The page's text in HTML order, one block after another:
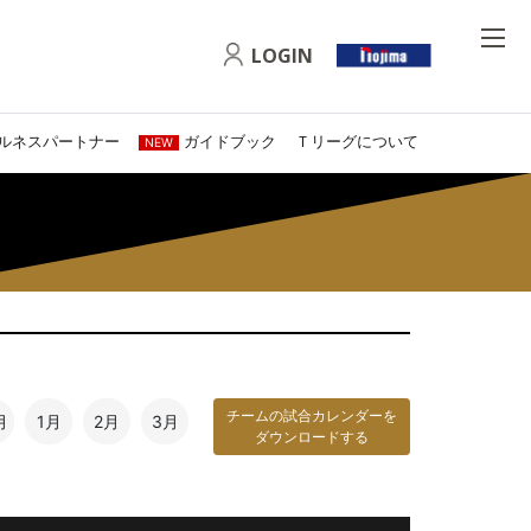
LOGIN
ネスパートナー NEW ガイドブック Ｔリーグについて
1月 2月 3月
チームの試合カレンダーを
ダウンロードする